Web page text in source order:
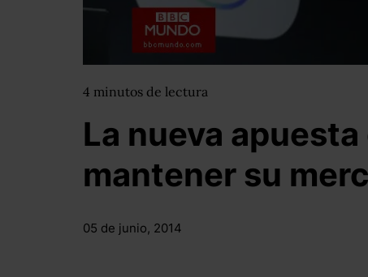
4 minutos de lectura
La nueva
mantener su
05 de junio, 2014